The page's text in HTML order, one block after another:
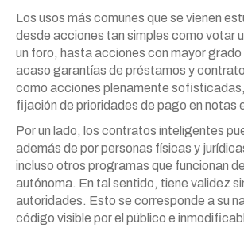
Los usos más comunes que se vienen
desde acciones tan simples como votar
un foro, hasta acciones con mayor
acaso garantías de préstamos y
como acciones plenamente
fijación de prioridades de pago en notas
Por un lado, los contratos inteligentes
además de por personas físicas y
incluso otros programas que funcionan
autónoma. En tal sentido, tiene validez
autoridades. Esto se corresponde a su
código visible por el público e